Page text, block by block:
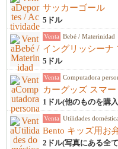
サッカーゴール
5ドル
Venta Bebé / Materinidad
イングリッシーナ
5ドル
Venta Computadora
カーグッズ スマ
1ドル(他のものを購
Venta Utilidades
2ドル(写真にある全